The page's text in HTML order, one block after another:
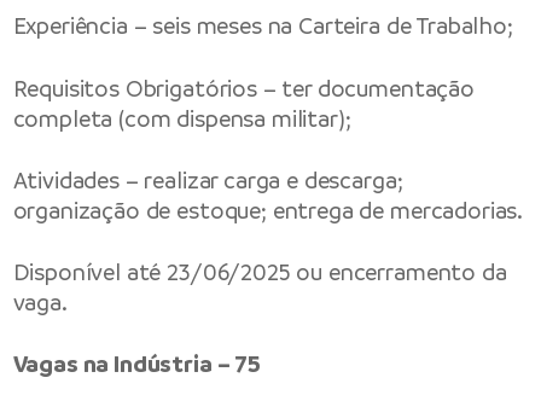
Experiência – seis meses na Carteira de Trabalho;
Requisitos Obrigatórios – ter documentação
completa (com dispensa militar);
Atividades – realizar carga e descarga;
organização de estoque; entrega de mercadorias.
Disponível até 23/06/2025 ou encerramento da
vaga.
Vagas na Indústria – 75